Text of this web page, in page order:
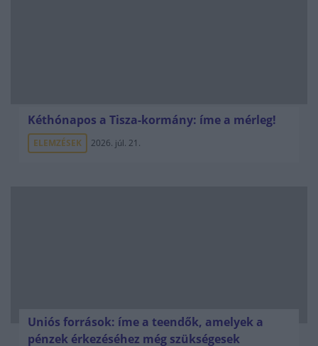
Kéthónapos a Tisza-kormány: íme a mérleg!
ELEMZÉSEK 2026. júl. 21.
Uniós források: íme a teendők, amelyek a
pénzek érkezéséhez még szükségesek